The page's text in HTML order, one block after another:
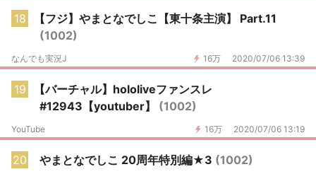
18
【フジ】やまとなでしこ【東十条主演】 Part.11
(1002)
16万 2020/07/06 13:39
なんでも実況J
19
【バーチャル】hololiveファンスレ
#12943【youtuber】 (1002)
16万 2020/07/06 13:19
YouTube
20 やまとなでしこ 20周年特別編★3 (1002)